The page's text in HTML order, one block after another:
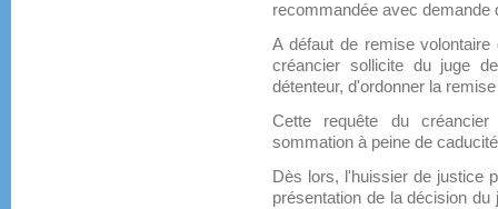
recommandée avec demande
A défaut de remise
créancier sollicite du juge
détenteur, d'ordonner la
Cette requête du
sommation à peine de
Dès lors, l'huissier de justice
présentation de la décision